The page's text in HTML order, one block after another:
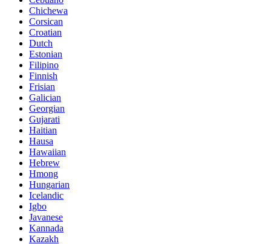
Chichewa
Corsican
Croatian
Dutch
Estonian
Filipino
Finnish
Frisian
Galician
Georgian
Gujarati
Haitian
Hausa
Hawaiian
Hebrew
Hmong
Hungarian
Icelandic
Igbo
Javanese
Kannada
Kazakh